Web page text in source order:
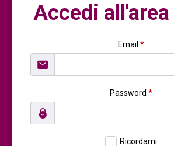
Accedi
Email *
Password *
Ricordami